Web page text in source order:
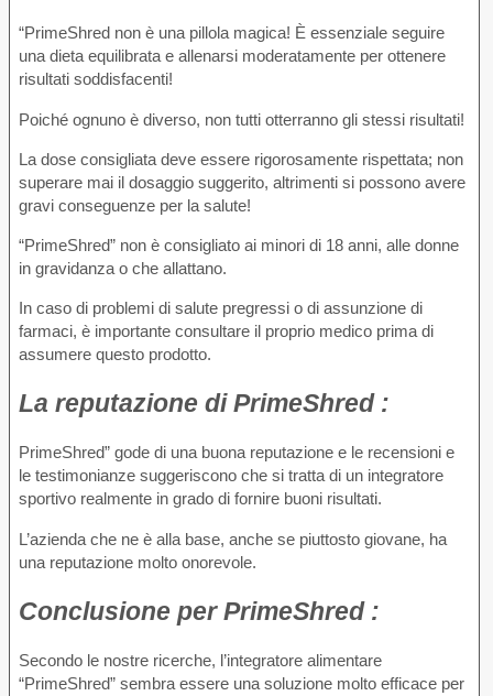
“PrimeShred non è una pillola magica! È essenziale seguire
una dieta equilibrata e allenarsi moderatamente per ottenere
risultati soddisfacenti!
Poiché ognuno è diverso, non tutti otterranno gli stessi risultati!
La dose consigliata deve essere rigorosamente rispettata; non
superare mai il dosaggio suggerito, altrimenti si possono avere
gravi conseguenze per la salute!
“PrimeShred” non è consigliato ai minori di 18 anni, alle donne
in gravidanza o che allattano.
In caso di problemi di salute pregressi o di assunzione di
farmaci, è importante consultare il proprio medico prima di
assumere questo prodotto.
La reputazione di PrimeShred :
PrimeShred” gode di una buona reputazione e le recensioni e
le testimonianze suggeriscono che si tratta di un integratore
sportivo realmente in grado di fornire buoni risultati.
L’azienda che ne è alla base, anche se piuttosto giovane, ha
una reputazione molto onorevole.
Conclusione per PrimeShred :
Secondo le nostre ricerche, l’integratore alimentare
“PrimeShred” sembra essere una soluzione molto efficace per